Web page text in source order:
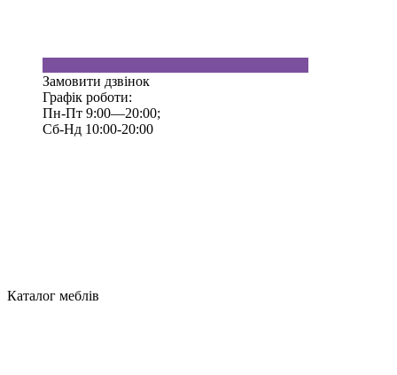
Замовити дзвінок
Графік роботи:
Пн-Пт 9:00—20:00;
Сб-Нд 10:00-20:00
Каталог меблів